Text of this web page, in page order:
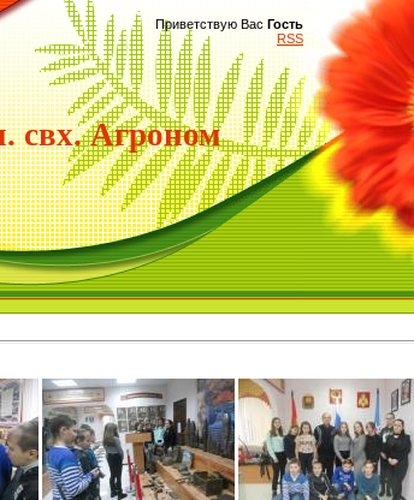
Приветствую Вас Гость
RSS
Агроном